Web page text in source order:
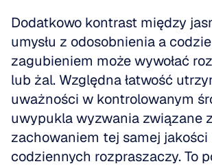
Dodatkowo kontrast między
umysłu z odosobnienia a
zagubieniem może wywołać
lub żal. Względna łatwość
uważności w kontrolowanym
uwypukla wyzwania związane z
zachowaniem tej samej
codziennych rozpraszaczy. To